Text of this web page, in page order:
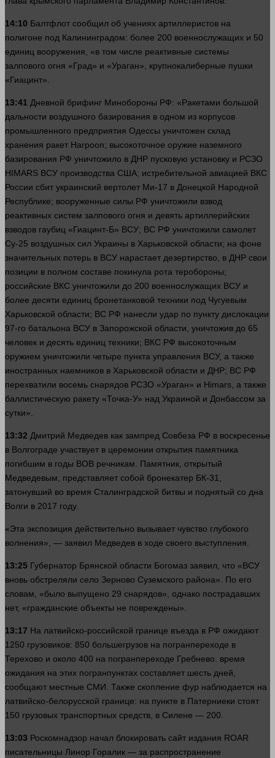
14:10 Балтфлот сообщил об учениях артиллеристов на
полигоне под Калининградом: более 200 военнослужащих и 50
единиц вооружения, «в том числе реактивные системы
залпового огня «Град» и «Ураган», крупнокалиберные пушки
«Гиацинт».
13:41 Дневной брифинг Минобороны РФ: «Ракетами большой
дальности воздушного базирования в одном из корпусов
промышленного предприятия Одессы уничтожен склад
хранения ракет Harpoon; высокоточное оружие наземного
базирования РФ уничтожило в ДНР пусковую установку и РСЗО
HIMARS ВСУ производства США; истребительной авиацией ВКС
России сбит украинский вертолет Ми-17 в Донецкой Народной
Республике; вооруженные силы РФ уничтожили взвод
реактивных систем залпового огня и девять артиллерийских
взводов гаубиц «Гиацинт-Б» ВСУ; ВС РФ уничтожили самолет
Су-25 воздушных сил Украины в Харьковской области; на фоне
значительных потерь в ВСУ нарастает дезертирство, в ДНР свои
позиции в полном составе покинула рота теробороны;
российские ВКС уничтожили до 200 военнослужащих ВСУ и
более десяти единиц бронетанковой техники под Чугуевым
Харьковской области; ВС РФ нанесли удар по пункту дислокации
97-го батальона ВСУ в Запорожской области , уничтожив до 65
человек и десять единиц техники; ВКС РФ высокоточным
оружием уничтожили четыре пункта управления ВСУ, а также
иностранных наемников в Харьковской области и ДНР; ВС РФ
перехватили восемь снарядов РСЗО «Ураган» и Himars, а также
баллистическую ракету «Точка-У» над Украиной и Донбассом за
сутки».
13:32 Дмитрий Медведев как зампред Совбеза РФ в воскресенье
в Волгограде участвует в церемонии открытия памятника
погибшим в годы ВОВ речникам. Памятник, открытый
Медведевым, представляет собой бронекатер БК-31,
затонувший во время Сталинградской битвы и поднятый со дна
Волги в 2017 году.
«Эта экспозиция действительно вызывает чувство глубокого
волнения», — заявил Медведев в ходе своего выступления.
13:25 Губернатор Брянской области Богомаз заявил, что «ВСУ
вновь обстреляли село Зерново Суземского района». По его
словам, «было выпущено 29 снарядов», однако пострадавших
нет, «гражданские объекты не повреждены».
13:17 На латвийско-российской границе въезда в РФ ожидают
1250 грузовиков: 850 большегрузов на погранпереходе в
Терехово и около 400 на погранпереходе Гребнево. время
ожидания на этих погранпунктах составляет шесть дней,
сообщают местные СМИ. Также скопление фур наблюдается на
латвийско-белорусской границе: на пункте в Патерниеки стоят
150 грузовых транспортных средств, в Силене — 200.
13:03 Роскомнадзор начал блокировать сайт издания ROAR
писательницы Линор Горалик — за распространение